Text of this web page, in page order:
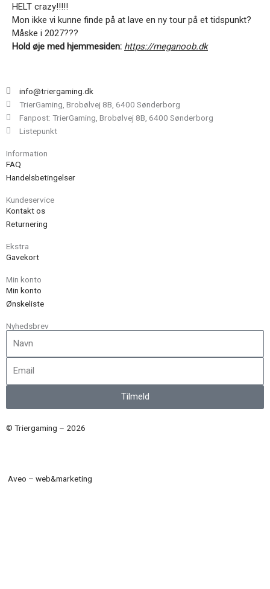
HELT crazy!!!!!
Mon ikke vi kunne finde på at lave en ny tour på et tidspunkt?
Måske i 2027???
Hold øje med hjemmesiden: https://meganoob.dk
info@triergaming.dk
TrierGaming, Brobølvej 8B, 6400 Sønderborg
Fanpost: TrierGaming, Brobølvej 8B, 6400 Sønderborg
Listepunkt
Information
FAQ
Handelsbetingelser
Kundeservice
Kontakt os
Returnering
Ekstra
Gavekort
Min konto
Min konto
Ønskeliste
Nyhedsbrev
Tilmeld
© Triergaming – 2026
Aveo – web&marketing